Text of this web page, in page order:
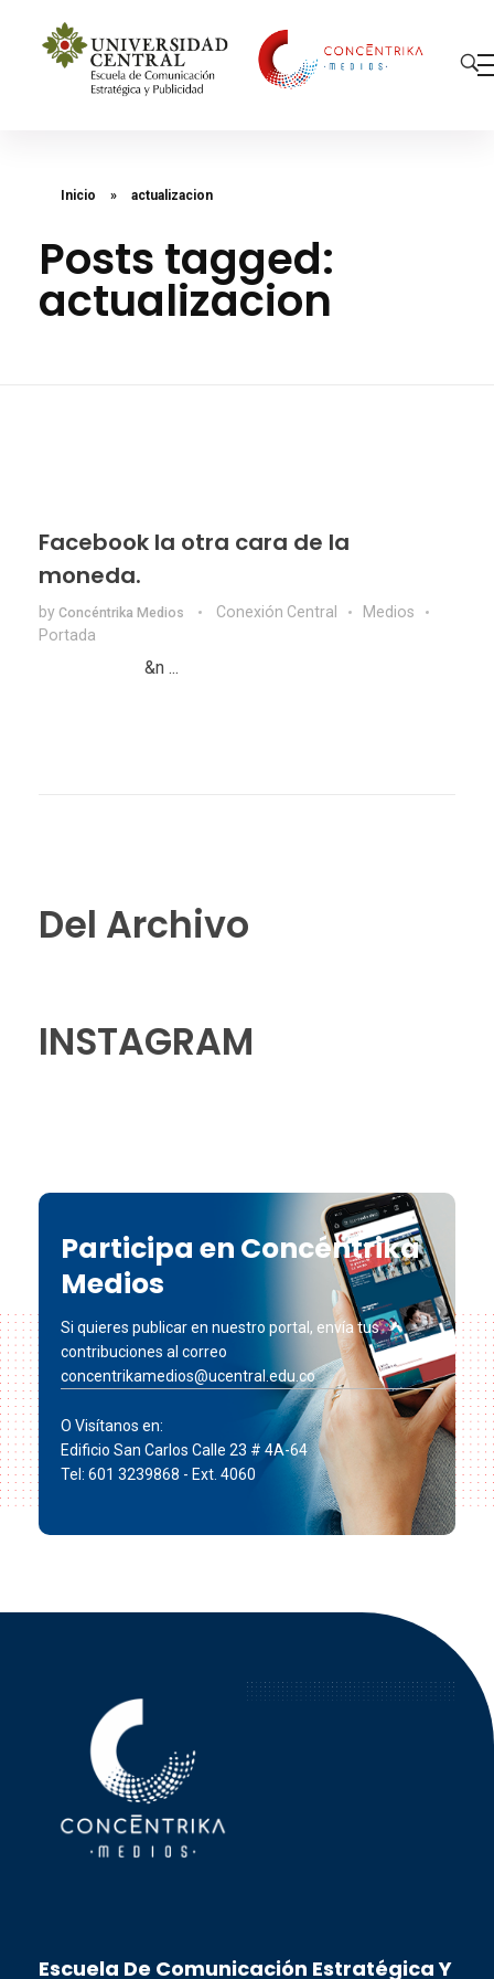
Inicio » actualizacion
Posts tagged:
actualizacion
Facebook la otra cara de la
moneda.
by Concéntrika Medios Conexión Central
Medios
Portada
&n ...
Del Archivo
INSTAGRAM
Participa en Concéntrika
Medios
Si quieres publicar en nuestro portal, envía tus
contribuciones al correo
concentrikamedios@ucentral.edu.co
O Visítanos en:
Edificio San Carlos Calle 23 # 4A-64
Tel: 601 3239868 - Ext. 4060
Escuela De Comunicación Estratégica Y